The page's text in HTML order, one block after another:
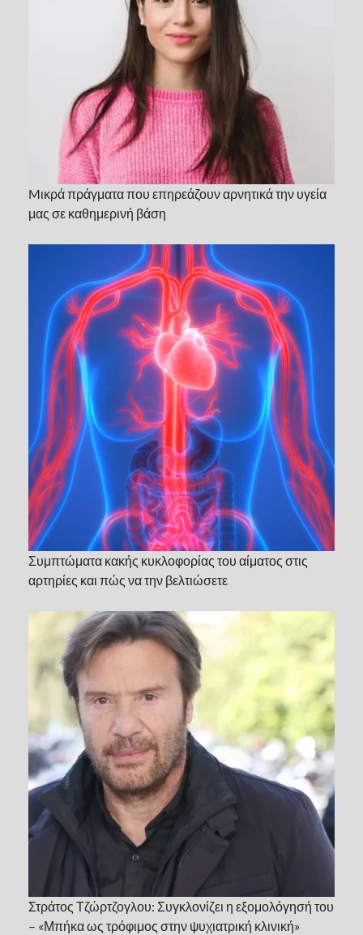
Mικρά πράγματα που επηρεάζουν αρνητικά την υγεία
μας σε καθημερινή βάση
Συμπτώματα κακής κυκλοφορίας του αίματος στις
αρτηρίες και πώς να την βελτιώσετε
Στράτος Τζώρτζογλου: Συγκλονίζει η εξομολόγησή του
– «Μπήκα ως τρόφιμος στην ψυχιατρική κλινική»